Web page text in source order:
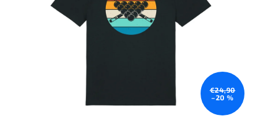
€24,90
–20 %